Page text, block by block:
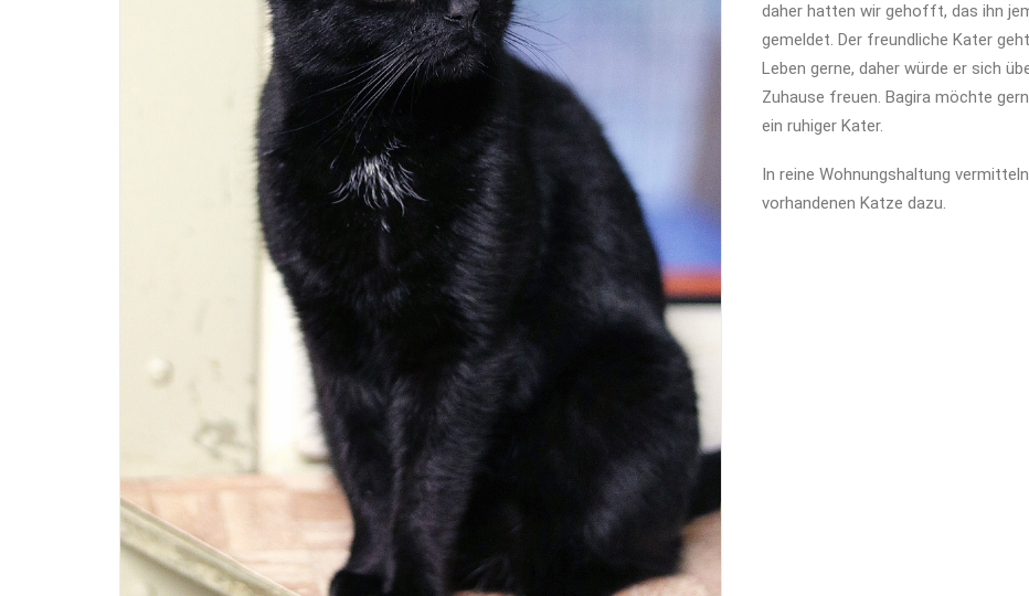
daher hatten wir gehofft, das ihn
gemeldet. Der freundliche Kater
Leben gerne, daher würde er sich
Zuhause freuen. Bagira möchte
ein ruhiger Kater.
In reine Wohnungshaltung
vorhandenen Katze dazu.